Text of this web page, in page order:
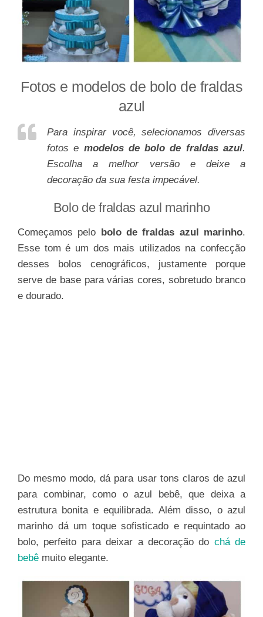
Fotos e modelos de bolo de fraldas
azul
Para inspirar você, selecionamos diversas
fotos e modelos de bolo de fraldas azul.
Escolha a melhor versão e deixe a
decoração da sua festa impecável.
Bolo de fraldas azul marinho
Começamos pelo bolo de fraldas azul marinho.
Esse tom é um dos mais utilizados na confecção
desses bolos cenográficos, justamente porque
serve de base para várias cores, sobretudo branco
e dourado.
Do mesmo modo, dá para usar tons claros de azul
para combinar, como o azul bebê, que deixa a
estrutura bonita e equilibrada. Além disso, o azul
marinho dá um toque sofisticado e requintado ao
bolo, perfeito para deixar a decoração do chá de
bebê muito elegante.